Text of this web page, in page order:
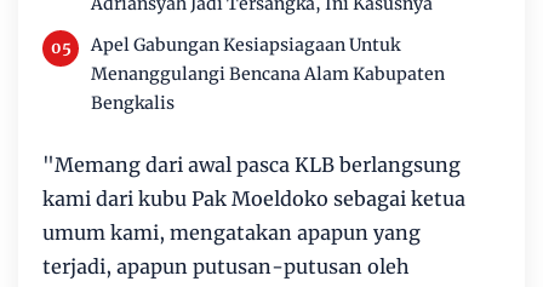
Apel Gabungan Kesiapsiagaan Untuk
Menanggulangi Bencana Alam Kabupaten
Bengkalis
"Memang dari awal pasca KLB berlangsung
kami dari kubu Pak Moeldoko sebagai ketua
umum kami, mengatakan apapun yang
terjadi, apapun putusan-putusan oleh